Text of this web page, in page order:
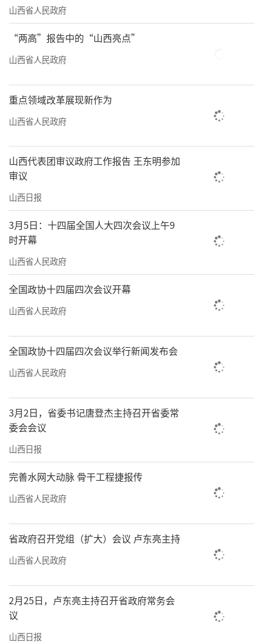
山西省人民政府
“两高”报告中的“山西亮点”
山西省人民政府
重点领域改革展现新作为
山西省人民政府
山西代表团审议政府工作报告 王东明参加
审议
山西日报
3月5日：十四届全国人大四次会议上午9
时开幕
山西省人民政府
全国政协十四届四次会议开幕
山西省人民政府
全国政协十四届四次会议举行新闻发布会
山西省人民政府
3月2日，省委书记唐登杰主持召开省委常
委会会议
山西日报
完善水网大动脉 骨干工程捷报传
山西省人民政府
省政府召开党组（扩大）会议 卢东亮主持
山西省人民政府
2月25日，卢东亮主持召开省政府常务会
议
山西日报